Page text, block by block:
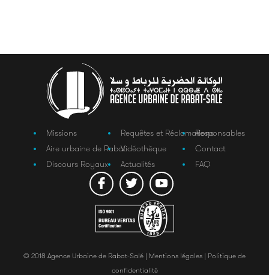
Missions
Aire urbaine de Rabat
Discours Royaux
Requêtes et Réclamations
Vidéothèque
Actualités
Responsables
Contact
FAQ
© 2018 Agence Urbaine de Rabat-Salé | Mentions légales | Politique de
confidentialité